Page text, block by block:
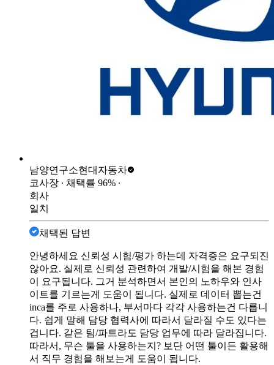
남양연구소현대자동차
코사장 ∙ 채택률 96% ∙
회사
일치
채택된 답변
안녕하세요 신뢰성 시험/평가 하는데 자격증은 요구되진
않아요. 실제로 신뢰성 관련하여 개발/시험을 해본 경험
이 요구됩니다. 그거 분석하면서 본인의 노하우와 인사
이트를 기르는게 도움이 됩니다. 실제로 데이터 뽑는건
inca를 주로 사용하나, 부서마다 각각 사용하는건 다릅니
다. 쉽게 말해 담당 협력사에 따라서 달라질 수도 있다는
겁니다. 같은 팀/파트라도 담당 업무에 따라 달라집니다.
따라서, 무슨 툴을 사용하는지? 보단 어떤 툴이든 활용해
서 직무 경험을 해보는게 도움이 됩니다.